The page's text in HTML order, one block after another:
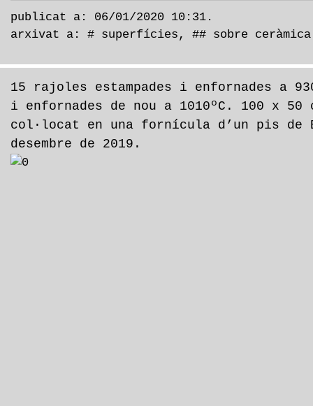
publicat a: 06/01/2020 10:31.
arxivat a: # superfícies , ## sobre ceràmica
15 rajoles estampades i enfornades a
i enfornades de nou a 1010ºC. 100 x 50
col·locat en una fornícula d’un pis de
desembre de 2019.